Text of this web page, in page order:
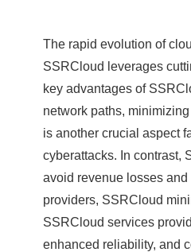
The rapid evolution of
SSRCloud leverages
key advantages of
network paths,
is another crucial aspect
cyberattacks. In contrast,
avoid revenue losses
providers, SSRCloud
SSRCloud services
enhanced reliability, and